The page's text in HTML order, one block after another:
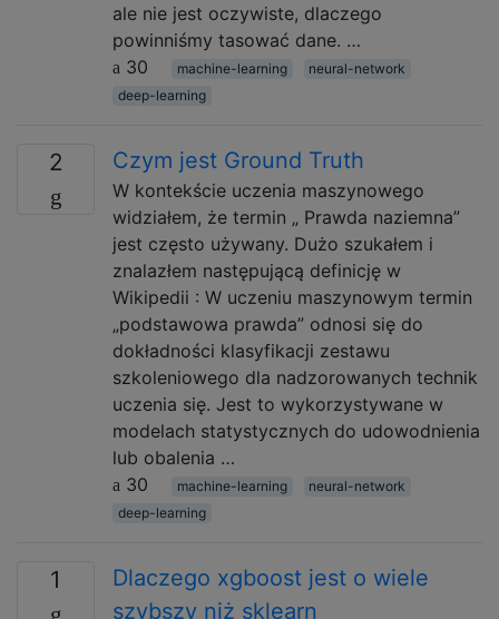
ale nie jest oczywiste, dlaczego
powinniśmy tasować dane. …
30
machine-learning
neural-network
deep-learning
2 Czym jest Ground Truth
W kontekście uczenia maszynowego
widziałem, że termin „ Prawda naziemna”
jest często używany. Dużo szukałem i
znalazłem następującą definicję w
Wikipedii : W uczeniu maszynowym termin
„podstawowa prawda” odnosi się do
dokładności klasyfikacji zestawu
szkoleniowego dla nadzorowanych technik
uczenia się. Jest to wykorzystywane w
modelach statystycznych do udowodnienia
lub obalenia …
30
machine-learning
neural-network
deep-learning
1
Dlaczego xgboost jest o wiele
szybszy niż sklearn